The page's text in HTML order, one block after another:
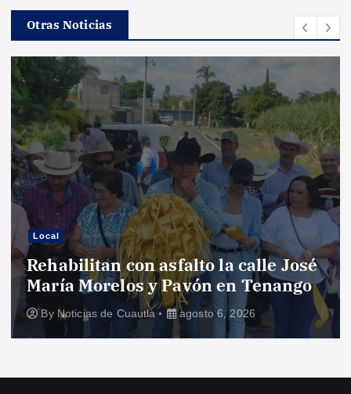
Otras Noticias
Local
Rehabilitan con asfalto la calle José
María Morelos y Pavón en Tenango
By Noticias de Cuautla agosto 6, 2026